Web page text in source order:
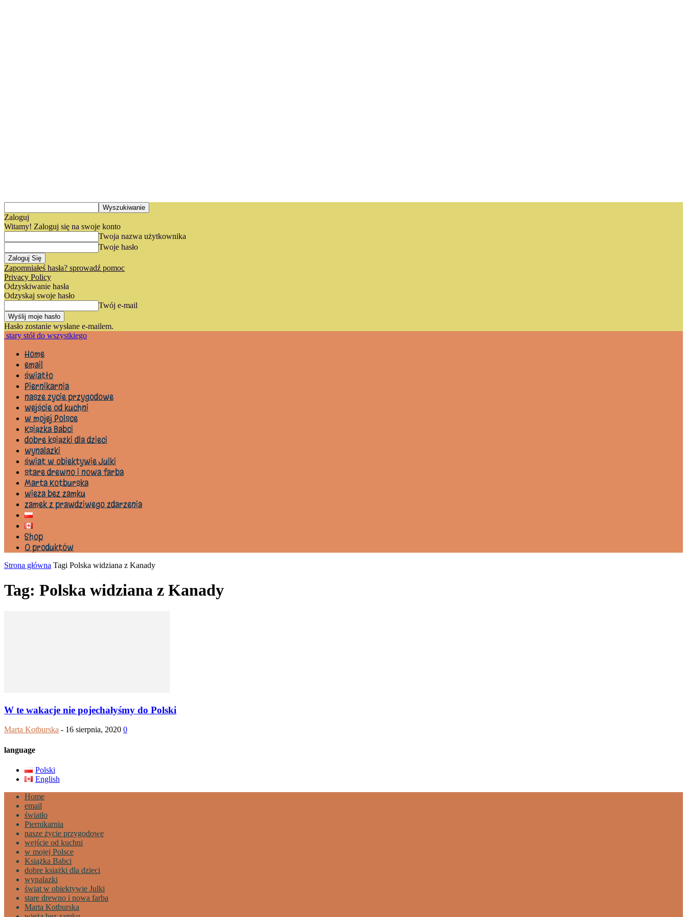
Zaloguj
Witamy! Zaloguj się na swoje konto
Twoja nazwa użytkownika
Twoje hasło
Zapomniałeś hasła? sprowadź pomoc
Privacy Policy
Odzyskiwanie hasła
Odzyskaj swoje hasło
Twój e-mail
Hasło zostanie wysłane e-mailem.
stary stół do wszystkiego
Home
email
światło
Piernikarnia
nasze życie przygodowe
wejście od kuchni
w mojej Polsce
Książka Babci
dobre książki dla dzieci
wynalazki
świat w obiektywie Julki
stare drewno i nowa farba
Marta Kotburska
wieża bez zamku
zamek z prawdziwego zdarzenia
Shop
0 produktów
Strona główna Tagi Polska widziana z Kanady
Tag: Polska widziana z Kanady
W te wakacje nie pojechałyśmy do Polski
Marta Kotburska - 16 sierpnia, 2020 0
language
Polski
English
Home
email
światło
Piernikarnia
nasze życie przygodowe
wejście od kuchni
w mojej Polsce
Książka Babci
dobre książki dla dzieci
wynalazki
świat w obiektywie Julki
stare drewno i nowa farba
Marta Kotburska